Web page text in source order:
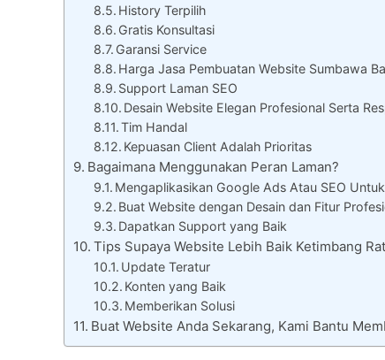
History Terpilih
Gratis Konsultasi
Garansi Service
Harga Jasa Pembuatan Website Sumbawa
Support Laman SEO
Desain Website Elegan Profesional Serta
Tim Handal
Kepuasan Client Adalah Prioritas
Bagaimana Menggunakan Peran Laman?
Mengaplikasikan Google Ads Atau SEO
Buat Website dengan Desain dan Fitur
Dapatkan Support yang Baik
Tips Supaya Website Lebih Baik Ketimbang
Update Teratur
Konten yang Baik
Memberikan Solusi
Buat Website Anda Sekarang, Kami Bantu